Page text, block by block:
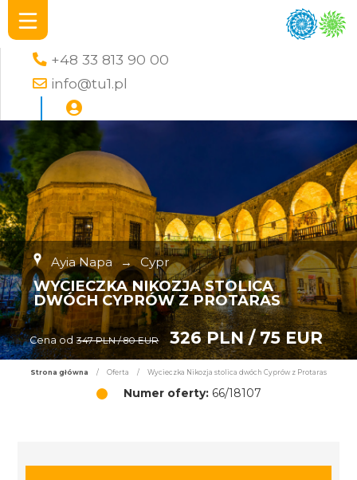
+48 33 813 90 00
info@tu1.pl
Ayia Napa → Cypr
WYCIECZKA NIKOZJA STOLICA
DWÓCH CYPRÓW Z PROTARAS
Cena od 347 PLN / 80 EUR 326 PLN / 75 EUR
Strona główna / Oferta / Wycieczka Nikozja stolica dwóch Cyprów z Protaras
Numer oferty:66/18107